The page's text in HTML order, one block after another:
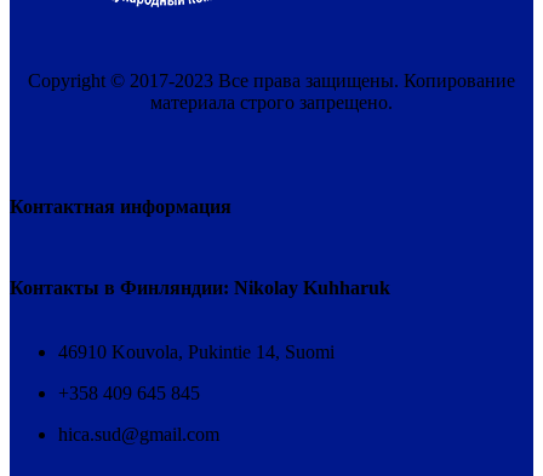
Copyright © 2017-2023 Все права защищены. Копирование
материала строго запрещено.
Контактная информация
Контакты в Финляндии: Nikolay Kuhharuk
46910 Kouvola, Pukintie 14, Suomi
+358 409 645 845
hica.sud@gmail.com